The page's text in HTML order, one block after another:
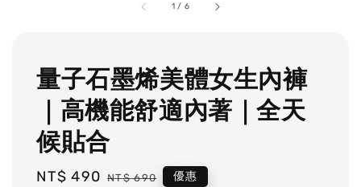
1 / 6
量子石墨烯美體女生內褲
｜高機能舒適內著｜全天
候貼合
Sale
NT$ 490 Regular
NT$ 690 優惠